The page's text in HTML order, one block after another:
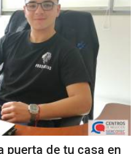
puerta de tu casa en